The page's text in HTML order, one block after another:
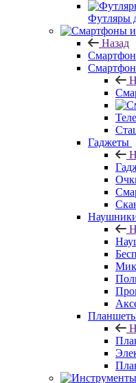
Футляры
Назад
Гаджеты